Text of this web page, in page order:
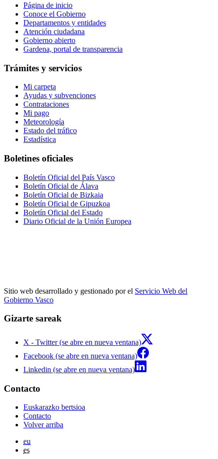
Página de inicio
Conoce el Gobierno
Departamentos y entidades
Atención ciudadana
Gobierno abierto
Gardena, portal de transparencia
Trámites y servicios
Mi carpeta
Ayudas y subvenciones
Contrataciones
Mi pago
Meteorología
Estado del tráfico
Estadística
Boletines oficiales
Boletín Oficial del País Vasco
Boletín Oficial de Álava
Boletín Oficial de Bizkaia
Boletín Oficial de Gipuzkoa
Boletín Oficial del Estado
Diario Oficial de la Unión Europea
Sitio web desarrollado y gestionado por el Servicio Web del
Gobierno Vasco
Gizarte sareak
X - Twitter (se abre en nueva ventana)
Facebook (se abre en nueva ventana)
Linkedin (se abre en nueva ventana)
Contacto
Euskarazko bertsioa
Contacto
Volver arriba
eu
es